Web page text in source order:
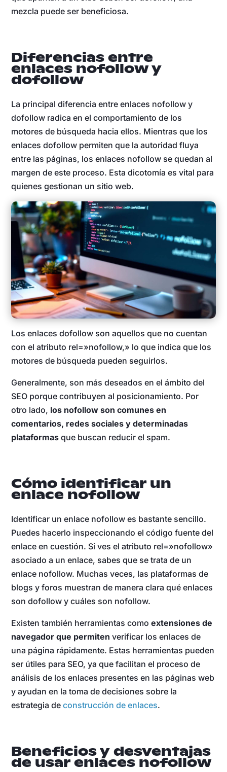
mezcla puede ser beneficiosa.
Diferencias entre
enlaces nofollow y
dofollow
La principal diferencia entre enlaces nofollow y
dofollow radica en el comportamiento de los
motores de búsqueda hacia ellos. Mientras que los
enlaces dofollow permiten que la autoridad fluya
entre las páginas, los enlaces nofollow se quedan al
margen de este proceso. Esta dicotomía es vital para
quienes gestionan un sitio web.
Los enlaces dofollow son aquellos que no cuentan
con el atributo rel=»nofollow,» lo que indica que los
motores de búsqueda pueden seguirlos.
Generalmente, son más deseados en el ámbito del
SEO porque contribuyen al posicionamiento. Por
otro lado, los nofollow son comunes en
comentarios, redes sociales y determinadas
plataformas que buscan reducir el spam.
Cómo identificar un
enlace nofollow
Identificar un enlace nofollow es bastante sencillo.
Puedes hacerlo inspeccionando el código fuente del
enlace en cuestión. Si ves el atributo rel=»nofollow»
asociado a un enlace, sabes que se trata de un
enlace nofollow. Muchas veces, las plataformas de
blogs y foros muestran de manera clara qué enlaces
son dofollow y cuáles son nofollow.
Existen también herramientas comoextensiones de
navegador que permitenverificar los enlaces de
una página rápidamente. Estas herramientas pueden
ser útiles para SEO, ya que facilitan el proceso de
análisis de los enlaces presentes en las páginas web
y ayudan en la toma de decisiones sobre la
estrategia deconstrucción de enlaces.
Beneficios y desventajas
de usar enlaces nofollow